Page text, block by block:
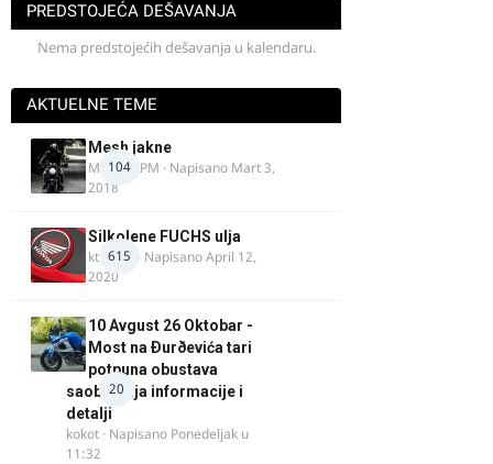
PREDSTOJEĆA DEŠAVANJA
Nema predstojećih dešavanja u kalendaru.
AKTUELNE TEME
104
Mesh jakne
MostarRPM · Napisano Mart 3,
2018
615
Silkolene FUCHS ulja
ktm600 · NapisanoApril 12,
2020
20
10 Avgust 26 Oktobar -
Most na Ðurðevića tari
potpuna obustava
saobraćaja informacije i
detalji
kokot · Napisano Ponedeljak u
11:32